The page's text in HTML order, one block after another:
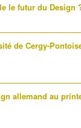
le futur du Design
de Cergy-
allemand au